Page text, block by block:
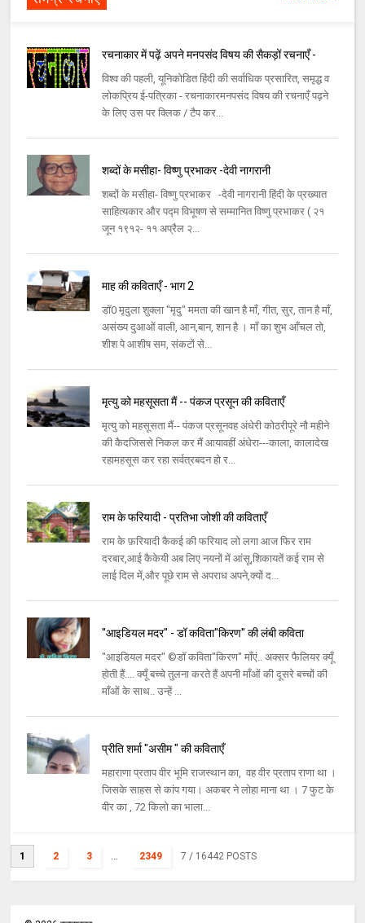
रचनाकार में पढ़ें अपने मनपसंद विषय की सैकड़ों रचनाएँ -
विश्व की पहली, यूनिकोडित हिंदी की सर्वाधिक प्रसारित, समृद्ध व
लोकप्रिय ई-पत्रिका - रचनाकारमनपसंद विषय की रचनाएँ पढ़ने
के लिए उस पर क्लिक / टैप कर...
शब्दों के मसीहा- विष्णु प्रभाकर -देवी नागरानी
शब्दों के मसीहा- विष्णु प्रभाकर -देवी नागरानी हिंदी के प्रख्यात
साहित्यकार और पद्म विभूषण से सम्मानित विष्णु प्रभाकर ( २१
जून १९१२- ११ अप्रैल २...
माह की कविताएँ - भाग 2
डॉ0 मृदुला शुक्ला "मृदु" ममता की खान है माँ, गीत, सुर, तान है माँ,
असंख्य दुआओं वाली, आन,बान, शान है । माँ का शुभ आँचल तो,
शीश पे आशीष सम, संकटों से...
मृत्यु को महसूसता मैं -- पंकज प्रसून की कविताएँ
मृत्यु को महसूसता मैं-- पंकज प्रसूनवह अंधेरी कोठरीपूरे नौ महीने
की कैदजिससे निकल कर मैं आयावहीं अंधेरा---काला, कालादेख
रहामहसूस कर रहा सर्वत्रबदन हो र...
राम के फरियादी - प्रतिभा जोशी की कविताएँ
राम के फ़रियादी कैकई की फरियाद लो लगा आज फिर राम
दरबार,आई कैकेयी अब लिए नयनों में आंसू,शिकायतें कई राम से
लाई दिल में,और पूछे राम से अपराध अपने,क्यों द...
"आइडियल मदर" - डॉ कविता"किरण" की लंबी कविता
"आइडियल मदर" ©डॉ कविता"किरण" माँएं.. अक्सर फैलियर क्यूँ
होती हैं.... क्यूँ बच्चे तुलना करते हैं अपनी माँओं की दूसरे बच्चों की
माँओं के साथ.. उन्हें ...
प्रीति शर्मा "असीम " की कविताएँ
महाराणा प्रताप वीर भूमि राजस्थान का, वह वीर प्रताप राणा था ।
जिसके साहस से कांप गया। अकबर ने लोहा माना था । 7 फुट के
वीर का , 72 किलो का भाला...
1 2 3 ... 2349 7 / 16442 POSTS